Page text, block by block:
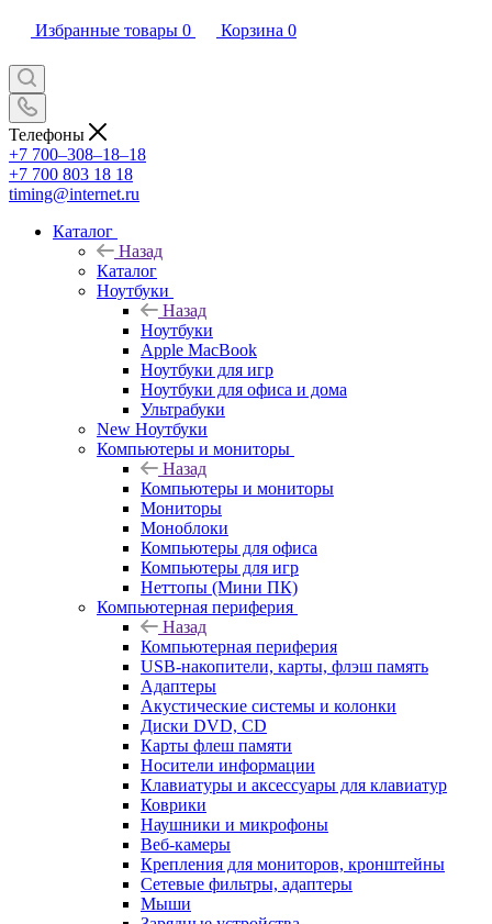
Избранные товары 0 Корзина 0
Телефоны
+7 700‒308‒18‒18
+7 700 803 18 18
timing@internet.ru
Каталог
Назад
Каталог
Ноутбуки
Назад
Ноутбуки
Apple MacBook
Ноутбуки для игр
Ноутбуки для офиса и дома
Ультрабуки
New Ноутбуки
Компьютеры и мониторы
Назад
Компьютеры и мониторы
Мониторы
Моноблоки
Компьютеры для офиса
Компьютеры для игр
Неттопы (Мини ПК)
Компьютерная периферия
Назад
Компьютерная периферия
USB-накопители, карты, флэш память
Адаптеры
Акустические системы и колонки
Диски DVD, CD
Карты флеш памяти
Носители информации
Клавиатуры и аксессуары для клавиатур
Коврики
Наушники и микрофоны
Веб-камеры
Крепления для мониторов, кронштейны
Сетевые фильтры, адаптеры
Мыши